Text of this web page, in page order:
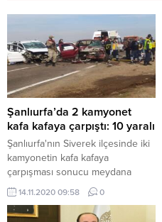
Şanlıurfa’da 2 kamyonet
kafa kafaya çarpıştı: 10 yaralı
Şanlıurfa'nın Siverek ilçesinde iki
kamyonetin kafa kafaya
çarpışması sonucu meydana
gelen kazada aralarında
çocuklarında bulunduğu 10 kişi
yaralandı.
14.11.2020 09:58 0